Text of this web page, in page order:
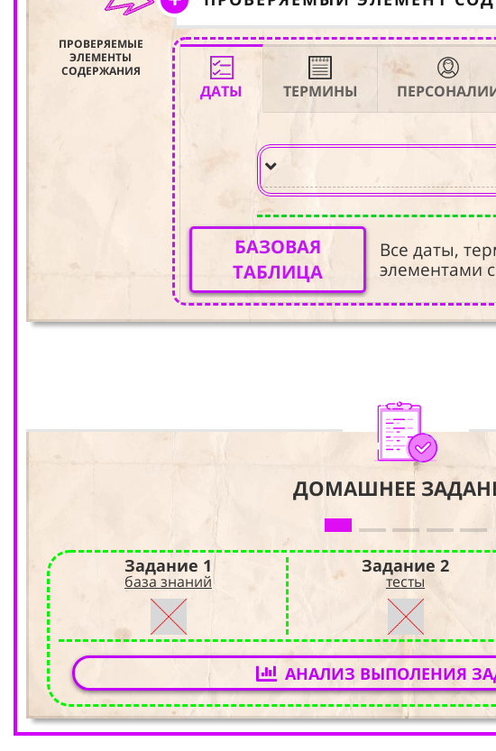
ПРОВЕРЯЕМЫЕ
ЭЛЕМЕНТЫ
СОДЕРЖАНИЯ
ДАТЫ ТЕРМИНЫ
БАЗОВАЯ
ТАБЛИЦА
Все даты,
элементами
ДОМАШНЕЕ
Задание 1
база знаний
Задание 2
тесты
АНАЛИЗ ВЫПОЛЕНИЯ